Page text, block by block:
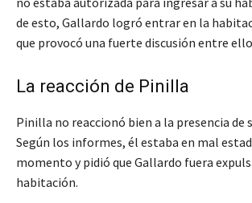
de esto, Gallardo logró entrar en la
que provocó una fuerte discusión entre
La reacción de Pinilla
Pinilla no reaccionó bien a la presencia de
Según los informes, él estaba en mal
momento y pidió que Gallardo fuera
habitación.